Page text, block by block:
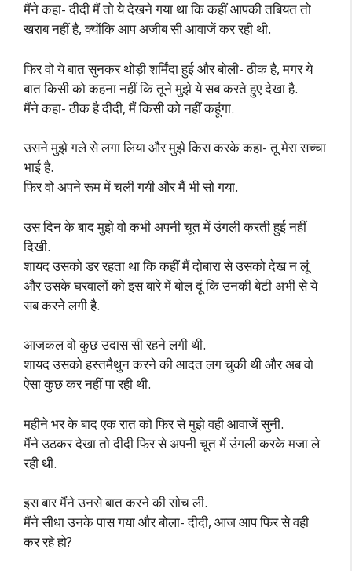
मैंने कहा- दीदी मैं तो ये देखने गया था कि कहीं आपकी तबियत तो
खराब नहीं है, क्योंकि आप अजीब सी आवाजें कर रही थी.
फिर वो ये बात सुनकर थोड़ी शर्मिंदा हुई और बोली- ठीक है, मगर ये
बात किसी को कहना नहीं कि तूने मुझे ये सब करते हुए देखा है.
मैंने कहा- ठीक है दीदी, मैं किसी को नहीं कहूंगा.
उसने मुझे गले से लगा लिया और मुझे किस करके कहा- तू मेरा सच्चा
भाई है.
फिर वो अपने रूम में चली गयी और मैं भी सो गया.
उस दिन के बाद मुझे वो कभी अपनी चूत में उंगली करती हुई नहीं
दिखी.
शायद उसको डर रहता था कि कहीं मैं दोबारा से उसको देख न लूं
और उसके घरवालों को इस बारे में बोल दूं कि उनकी बेटी अभी से ये
सब करने लगी है.
आजकल वो कुछ उदास सी रहने लगी थी.
शायद उसको हस्तमैथुन करने की आदत लग चुकी थी और अब वो
ऐसा कुछ कर नहीं पा रही थी.
महीने भर के बाद एक रात को फिर से मुझे वही आवाजें सुनी.
मैंने उठकर देखा तो दीदी फिर से अपनी चूत में उंगली करके मजा ले
रही थी.
इस बार मैंने उनसे बात करने की सोच ली.
मैंने सीधा उनके पास गया और बोला- दीदी, आज आप फिर से वही
कर रहे हो?